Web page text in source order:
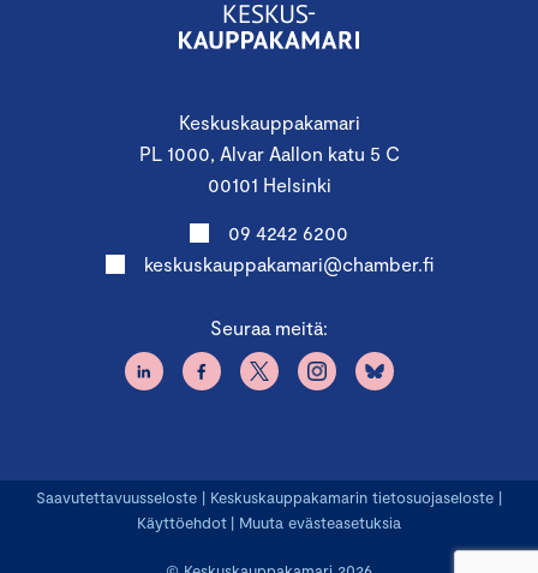
Keskuskauppakamari
PL 1000, Alvar Aallon katu 5 C
00101 Helsinki
09 4242 6200
keskuskauppakamari@chamber.fi
Seuraa meitä:
Saavutettavuusseloste | Keskuskauppakamarin tietosuojaseloste |
Käyttöehdot | Muuta evästeasetuksia